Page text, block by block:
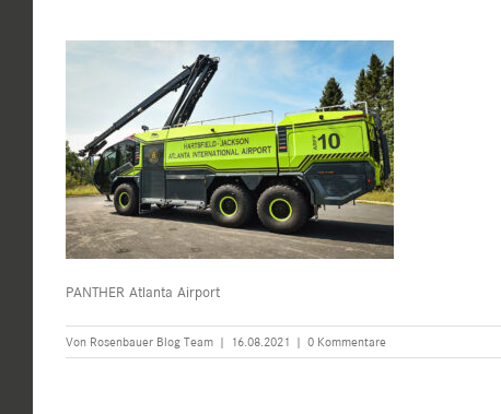
PANTHER Atlanta Airport
Von Rosenbauer Blog Team | 16.08.2021 | 0 Kommentare